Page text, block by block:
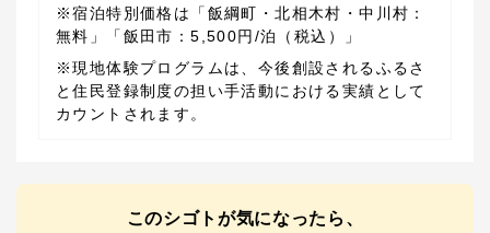
※宿泊特別価格は「飯綱町・北相木村・中川村：
※現地体験プログラムは、今後創設されるふるさ
と住民登録制度の担い手活動における実績として
カウントされます。
このシゴトが気になったら、